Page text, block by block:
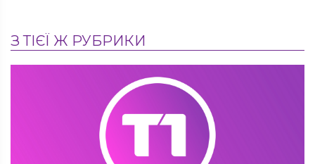
З ТІЄЇ Ж РУБРИКИ